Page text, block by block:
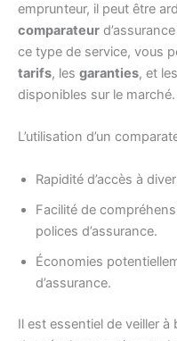
emprunteur, il peut être
comparateur
ce type de service, vous
tarifs, les garanties, et
disponibles sur le marché.
L’utilisation d’un
Rapidité d’accès à
Facilité de
polices d’assurance.
Économies
d’assurance.
Il est essentiel de veiller